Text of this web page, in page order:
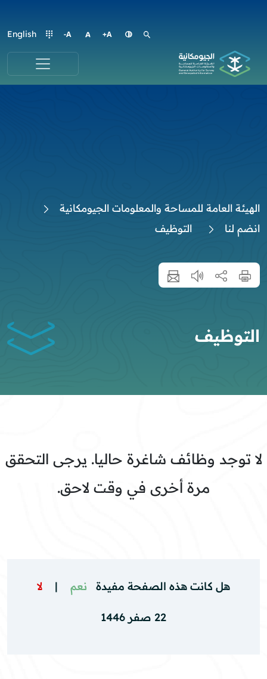
English
الهيئة العامة للمساحة والمعلومات الجيومكانية
انضم لنا
التوظيف
التوظيف
لا توجد وظائف شاغرة حاليا​. يرجى التحقق
مرة أخرى في وقت لاحق.
هل كانت هذه الصفحة مفيدة نعم | لا
22 صفر 1446